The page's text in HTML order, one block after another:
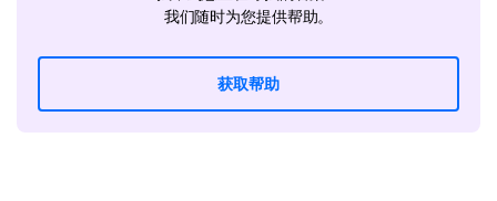
我们随时为您提供帮助。
获取帮助